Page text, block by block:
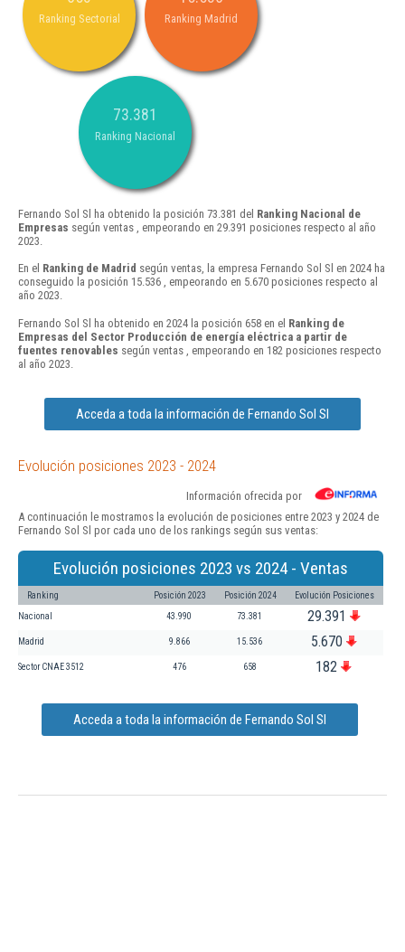
Ranking Sectorial Ranking Madrid
73.381
Ranking Nacional
Fernando Sol Sl ha obtenido la posición 73.381 del Ranking Nacional de
Empresas según ventas , empeorando en 29.391 posiciones respecto al año
2023.
En el Ranking de Madrid según ventas, la empresa Fernando Sol Sl en 2024 ha
conseguido la posición 15.536 , empeorando en 5.670 posiciones respecto al
año 2023.
Fernando Sol Sl ha obtenido en 2024 la posición 658 en el Ranking de
Empresas del Sector Producción de energía eléctrica a partir de
fuentes renovables según ventas , empeorando en 182 posiciones respecto
al año 2023.
Acceda a toda la información de Fernando Sol Sl
Evolución posiciones 2023 - 2024
Información ofrecida por
A continuación le mostramos la evolución de posiciones entre 2023 y 2024 de
Fernando Sol Sl por cada uno de los rankings según sus ventas:
Evolución posiciones 2023 vs 2024 - Ventas
Ranking Posición 2023 Posición 2024 Evolución Posiciones
Nacional 43.990 73.381 29.391
Madrid 9.866 15.536 5.670
Sector CNAE 3512 476 658 182
Acceda a toda la información de Fernando Sol Sl